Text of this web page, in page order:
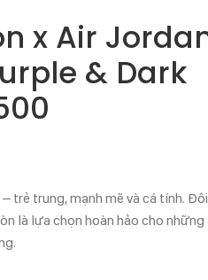
x Air
& Dark
trẻ trung, mạnh mẽ và cá tính. Đôi
là lựa chọn hoàn hảo cho những